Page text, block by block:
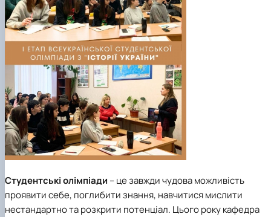
Студентські олімпіади – це завжди чудова можливість
проявити себе, поглибити знання, навчитися мислити
нестандартно та розкрити потенціал. Цього рокукафедра